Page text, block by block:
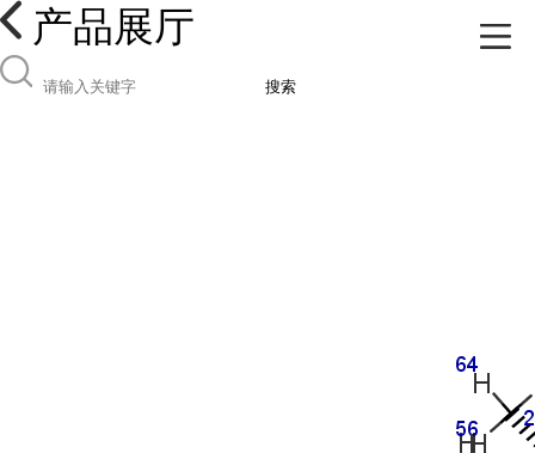
产品展厅
搜索